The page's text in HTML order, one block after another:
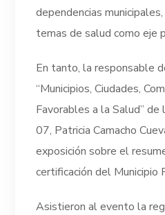
dependencias
temas de salud como eje
En tanto, la responsable
“Municipios, Ciudades,
Favorables a la Salud” de
07, Patricia Camacho
exposición sobre el
certificación del Municipio
Asistieron al evento la